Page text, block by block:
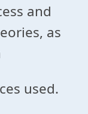
and
as
used.